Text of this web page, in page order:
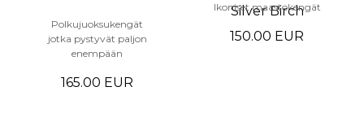
Polkujuoksukengät
jotka pystyvät paljon
enempään
165.00 EUR
Ikoniset maastokengät
150.00 EUR